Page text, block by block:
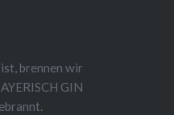
brennen wir
GIN